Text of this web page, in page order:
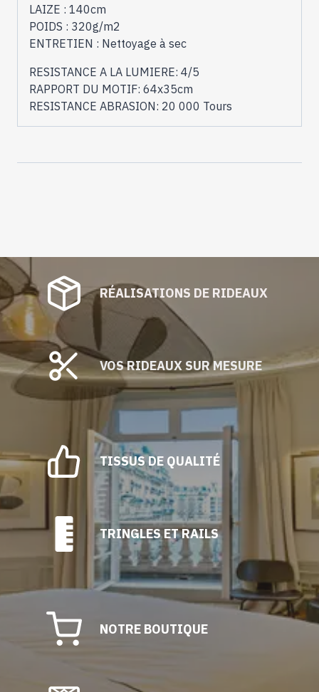
LAIZE : 140cm
POIDS : 320g/m2
ENTRETIEN : Nettoyage à sec
RESISTANCE A LA LUMIERE: 4/5
RAPPORT DU MOTIF: 64x35cm
RESISTANCE ABRASION: 20 000 Tours
RÉALISATIONS DE RIDEAUX
VOS RIDEAUX SUR MESURE
TISSUS DE QUALITÉ
TRINGLES ET RAILS
NOTRE BOUTIQUE